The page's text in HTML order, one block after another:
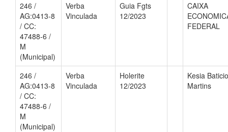
246 /
AG:0413-8
/ CC:
47488-6 /
M
(Municipal)
Verba
Vinculada
Guia Fgts
12/2023
CAIXA
FEDERAL
246 /
AG:0413-8
/ CC:
47488-6 /
M
(Municipal)
Verba
Vinculada
Holerite
12/2023
Kesia
Martins